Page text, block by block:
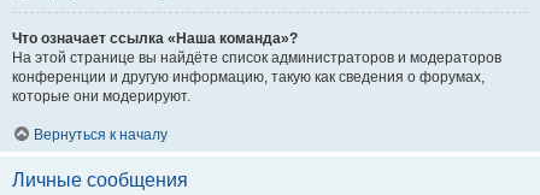
Что означает ссылка «Наша команда»?
На этой странице вы найдёте список администраторов и модераторов
конференции и другую информацию, такую как сведения о форумах,
которые они модерируют.
Вернуться к началу
Личные сообщения